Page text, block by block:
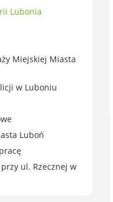
w Luboniu
i
Obywatelski
i krajowe
Lubonia
Miejskiej Miasta
w Luboniu
Luboń
ul. Rzecznej w